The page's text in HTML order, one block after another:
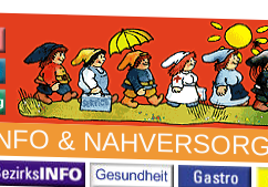
&